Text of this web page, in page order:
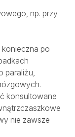
np. przy
konieczna po
paraliżu,
konsultowane
nie zawsze